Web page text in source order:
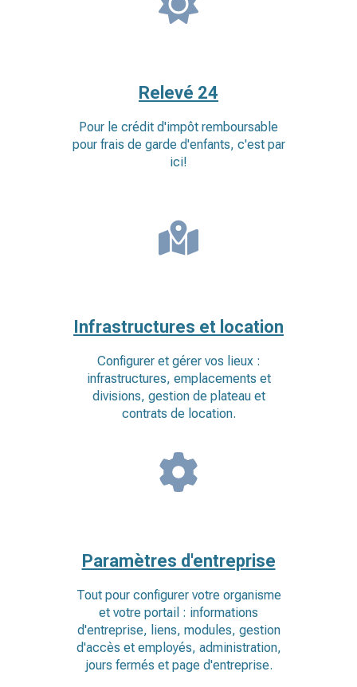
Relevé 24
Pour le crédit d'impôt remboursable
pour frais de garde d'enfants, c'est par
ici!
Infrastructures et location
Configurer et gérer vos lieux :
infrastructures, emplacements et
divisions, gestion de plateau et
contrats de location.
Paramètres d'entreprise
Tout pour configurer votre organisme
et votre portail : informations
d'entreprise, liens, modules, gestion
d'accès et employés, administration,
jours fermés et page d'entreprise.